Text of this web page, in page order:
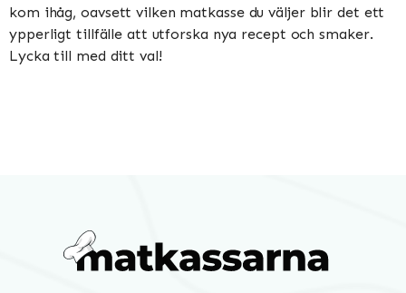
kom ihåg, oavsett vilken matkasse du väljer blir det ett
ypperligt tillfälle att utforska nya recept och smaker.
Lycka till med ditt val!